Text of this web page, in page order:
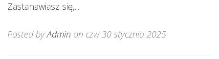
Zastanawiasz się,...
Posted byAdmin on czw 30 stycznia 2025